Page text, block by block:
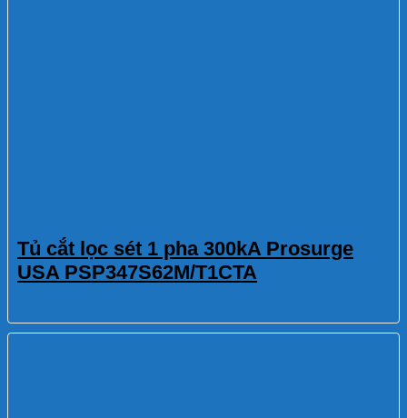
Tủ cắt lọc sét 1 pha 300kA Prosurge
USA PSP347S62M/T1CTA